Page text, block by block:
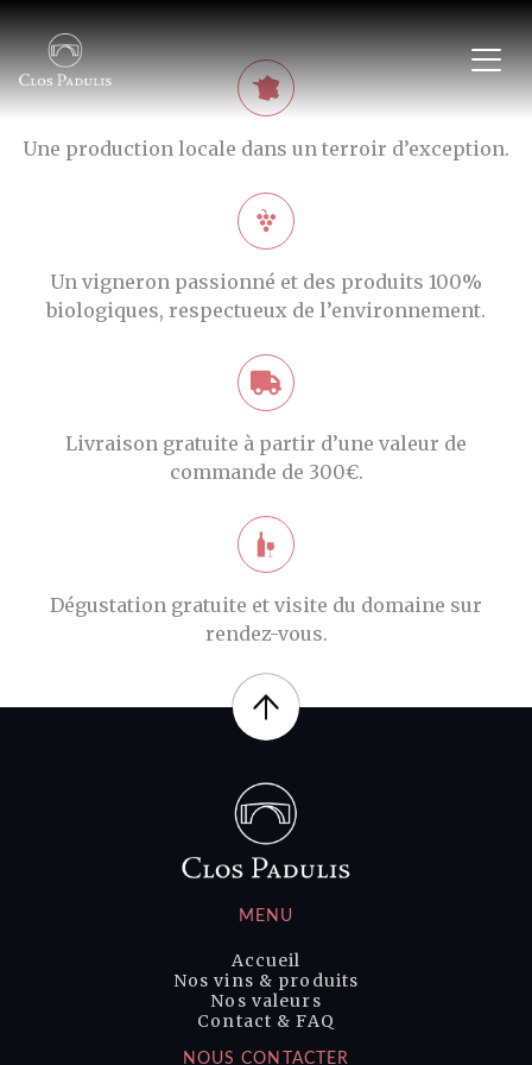
MENU
Accueil
Nos vins & produits
Nos valeurs
Contact & FAQ
+33 4 68 45 04 12
clospadulis@gmail.com
7 chemin du Pont Romain, 11350 Paziols
Une production locale dans un terroir d’exception.
Un vigneron passionné et des produits 100%
biologiques, respectueux de l’environnement.
Livraison gratuite à partir d’une valeur de
commande de 300€.
Dégustation gratuite et visite du domaine sur
rendez-vous.
MENU
Accueil
Nos vins & produits
Nos valeurs
Contact & FAQ
NOUS CONTACTER